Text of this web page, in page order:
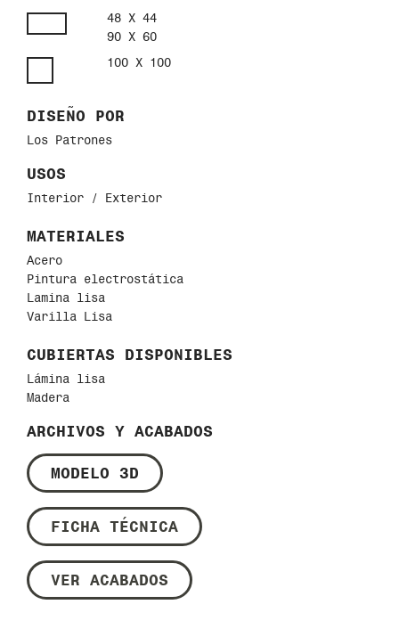
48 X 44
90 X 60
100 X 100
DISEÑO POR
Los Patrones
USOS
Interior / Exterior
MATERIALES
Acero
Pintura electrostática
Lamina lisa
Varilla Lisa
CUBIERTAS DISPONIBLES
Lámina lisa
Madera
ARCHIVOS Y ACABADOS
MODELO 3D
FICHA TÉCNICA
VER ACABADOS